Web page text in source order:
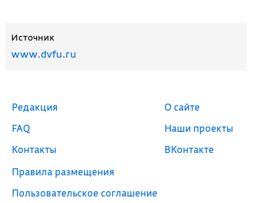
Источник
www.dvfu.ru
Редакция
FAQ
Контакты
Правила размещения
Пользовательское соглашение
О сайте
Наши проекты
ВКонтакте